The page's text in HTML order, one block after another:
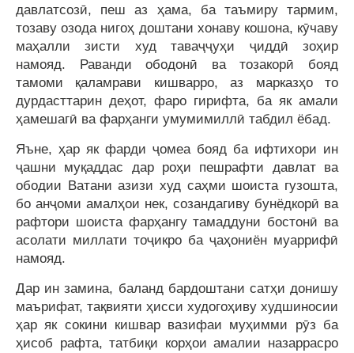
давлатсозӣ, пеш аз ҳама, ба таъмиру тармим,
тозаву озода нигоҳ доштани хонаву кошона, кӯчаву
маҳалли зисти худ таваҷҷуҳи ҷиддӣ зоҳир
намояд. Раванди ободонӣ ва тозакорӣ бояд
тамоми қаламрави кишварро, аз марказҳо то
дурдасттарин деҳот, фаро гирифта, ба як амали
ҳамешагӣ ва фарҳанги умумимиллӣ табдил ёбад.
Яъне, ҳар як фарди ҷомеа бояд ба ифтихори ин
ҷашни муқаддас дар роҳи пешрафти давлат ва
ободии Ватани азизи худ саҳми шоиста гузошта,
бо анҷоми амалҳои нек, созандагиву бунёдкорӣ ва
рафтори шоиста фарҳангу тамаддуни бостонӣ ва
асолати миллати тоҷикро ба ҷаҳониён муаррифӣ
намояд.
Дар ин замина, баланд бардоштани сатҳи донишу
маърифат, тақвияти ҳисси худогоҳиву худшиносии
ҳар як сокини кишвар вазифаи муҳимми рӯз ба
ҳисоб рафта, татбиқи корҳои амалии назаррасро